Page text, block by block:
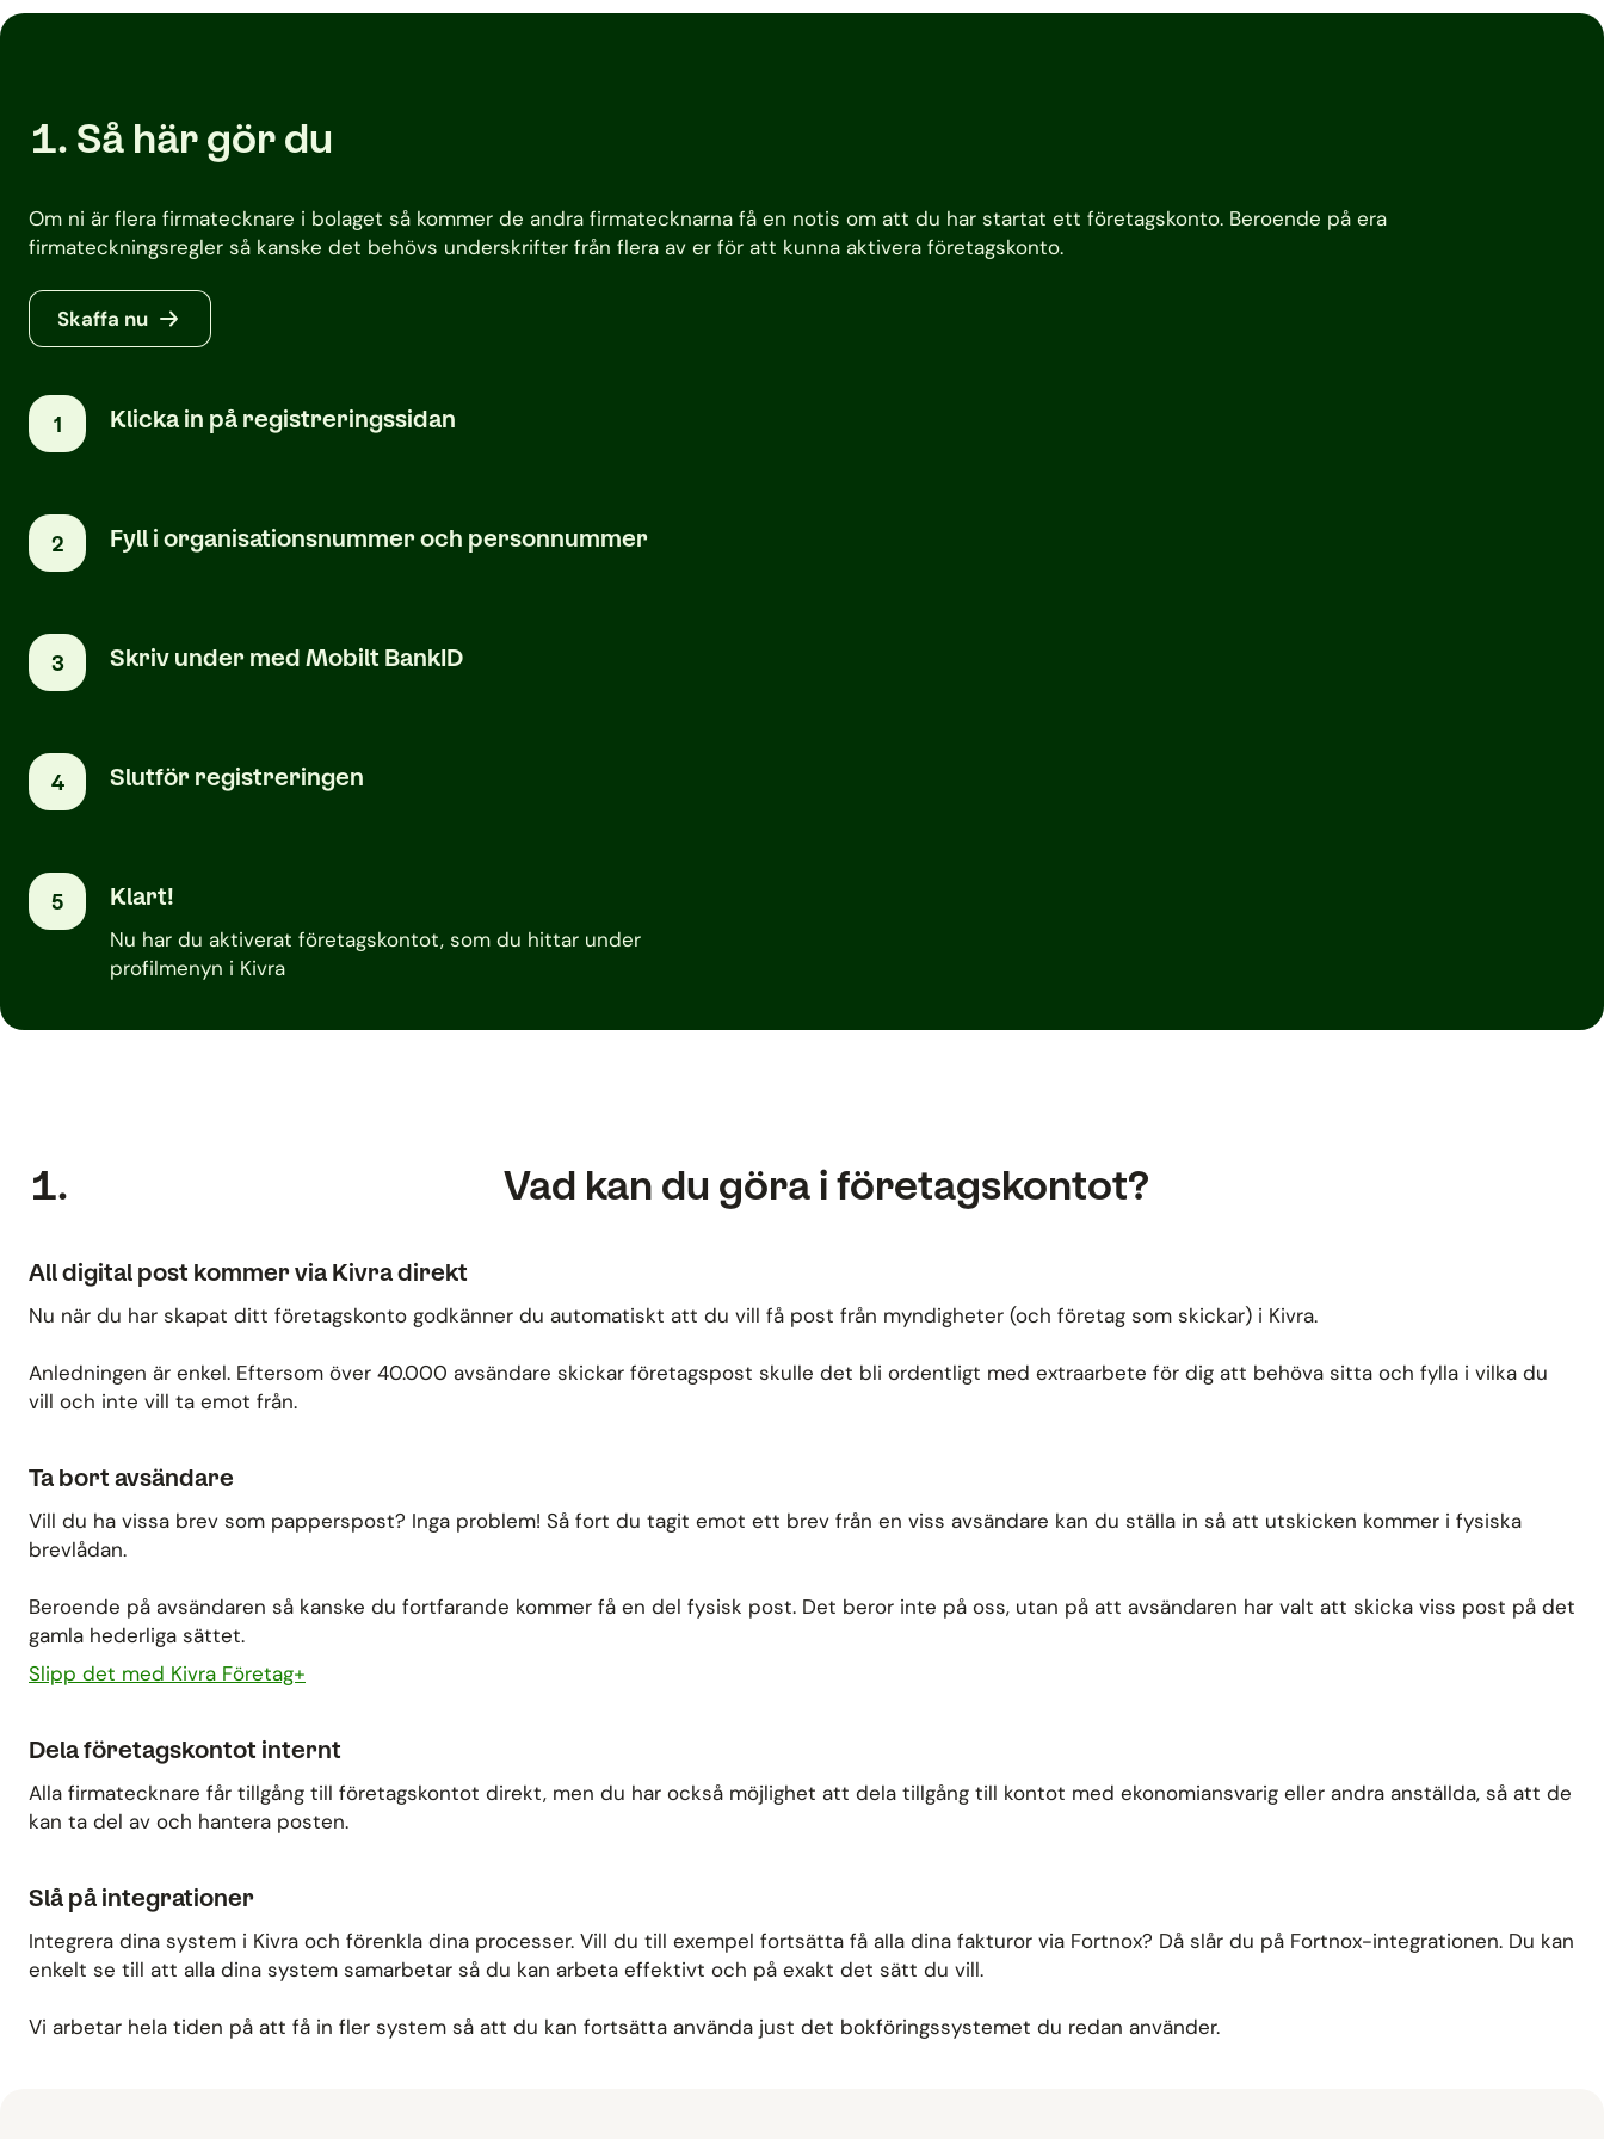
Så här gör du
Om ni är flera firmatecknare i bolaget så kommer de andra firmatecknarna få en notis om att du har startat ett företagskonto. Beroende på era
firmateckningsregler så kanske det behövs underskrifter från flera av er för att kunna aktivera företagskonto.
Skaffa nu
1 Klicka in på registreringssidan
2 Fyll i organisationsnummer och personnummer
3 Skriv under med Mobilt BankID
4 Slutför registreringen
5 Klart!
Nu har du aktiverat företagskontot, som du hittar under
profilmenyn i Kivra
Vad kan du göra i företagskontot?
All digital post kommer via Kivra direkt
Nu när du har skapat ditt företagskonto godkänner du automatiskt att du vill få post från myndigheter (och företag som skickar) i Kivra.
Anledningen är enkel. Eftersom över 40.000 avsändare skickar företagspost skulle det bli ordentligt med extraarbete för dig att behöva sitta och fylla i vilka du
vill och inte vill ta emot från.
Ta bort avsändare
Vill du ha vissa brev som papperspost? Inga problem! Så fort du tagit emot ett brev från en viss avsändare kan du ställa in så att utskicken kommer i fysiska
brevlådan.
Beroende på avsändaren så kanske du fortfarande kommer få en del fysisk post. Det beror inte på oss, utan på att avsändaren har valt att skicka viss post på det
gamla hederliga sättet.
Slipp det med Kivra Företag+
Dela företagskontot internt
Alla firmatecknare får tillgång till företagskontot direkt, men du har också möjlighet att dela tillgång till kontot med ekonomiansvarig eller andra anställda, så att de
kan ta del av och hantera posten.
Slå på integrationer
Integrera dina system i Kivra och förenkla dina processer. Vill du till exempel fortsätta få alla dina fakturor via Fortnox? Då slår du på Fortnox-integrationen. Du kan
enkelt se till att alla dina system samarbetar så du kan arbeta effektivt och på exakt det sätt du vill.
Vi arbetar hela tiden på att få in fler system så att du kan fortsätta använda just det bokföringssystemet du redan använder.